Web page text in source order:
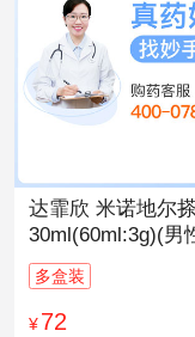
达霏欣 米诺地尔
30ml(60ml:3g)(男
多盒装
¥72